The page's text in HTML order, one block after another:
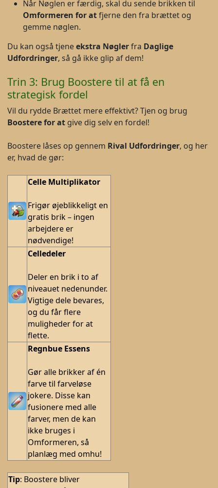
Når Nøglen er færdig, skal du sende brikken til
Omformeren for atfjerne den fra brættet og
gemme nøglen.
Du kan også tjeneekstra Nøglerfra Daglige
Udfordringer, så gå ikke glip af dem!
Trin 3: Brug Boostere til at få en
strategisk fordel
Vil du rydde Brættet mere effektivt? Tjen og brug
Boostere for at give dig selv en fordel!
Boostere låses op gennem Rival Udfordringer, og her
er, hvad de gør:
Celle Multiplikator
Frigør øjeblikkeligt en
gratis brik – ingen
arbejdere er
nødvendige!
Celledeler
Deler en brik i to af
niveauet nedenunder.
Vigtige dele bevares,
og du får flere
muligheder for at
flette.
Regnbue Essens
Gør alle brikker af én
farve til farveløse
jokere. Disse kan
fusionere med alle
farver, men de kan
ikke bruges i
Omformeren, så
planlæg med omhu!
Tip: Boostere bliver